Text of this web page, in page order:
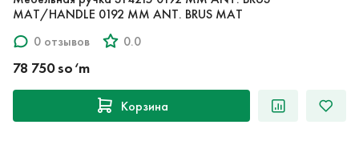
MAT/HANDLE 0192 MM ANT. BRUS MAT
0 отзывов
0.0
78 750 so‘m
Корзина